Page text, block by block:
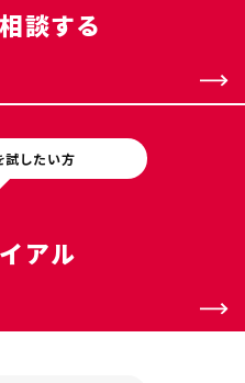
談する
試したい方
アル